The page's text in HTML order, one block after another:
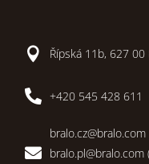
 Řípská 11b, 627
 +420 545 428 611

bralo.cz@bralo.com
bralo.pl@bralo.com